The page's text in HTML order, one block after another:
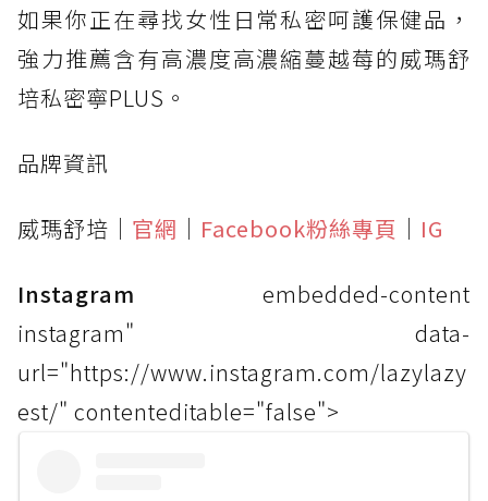
如果你正在尋找女性日常私密呵護保健品，
強力推薦含有高濃度高濃縮蔓越莓的威瑪舒
培私密寧PLUS。
品牌資訊
威瑪舒培｜ 官網 ｜ Facebook粉絲專頁 ｜ IG
Instagram embedded-content
instagram" data-
url="https://www.instagram.com/lazylazy
est/" contenteditable="false">